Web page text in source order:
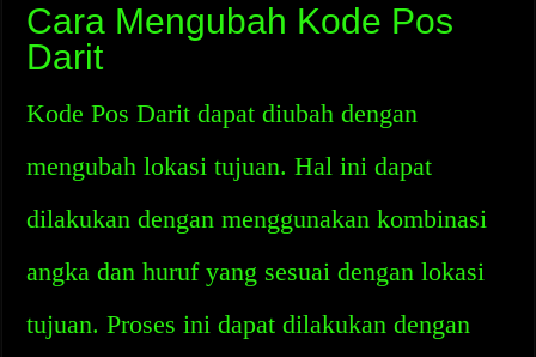
Cara Mengubah Kode Pos
Darit
Kode Pos Darit dapat diubah dengan
mengubah lokasi tujuan. Hal ini dapat
dilakukan dengan menggunakan kombinasi
angka dan huruf yang sesuai dengan lokasi
tujuan. Proses ini dapat dilakukan dengan